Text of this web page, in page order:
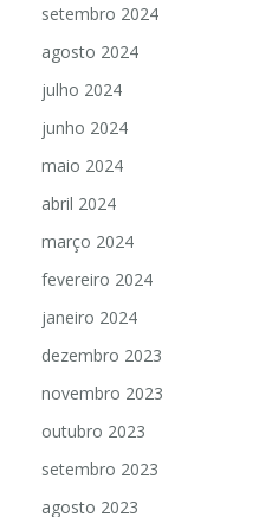
setembro 2024
agosto 2024
julho 2024
junho 2024
maio 2024
abril 2024
março 2024
fevereiro 2024
janeiro 2024
dezembro 2023
novembro 2023
outubro 2023
setembro 2023
agosto 2023